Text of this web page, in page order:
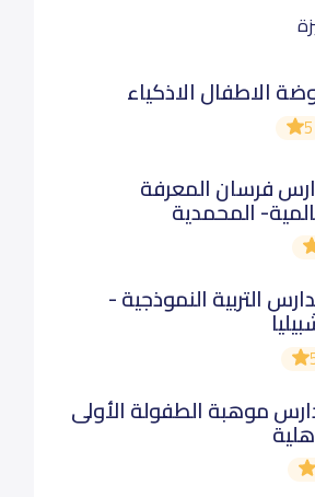
الاطفال الاذكياء
5
فرسان المعرفة
المحمدية
التربية النموذجية -
موهبة الطفولة الأولى